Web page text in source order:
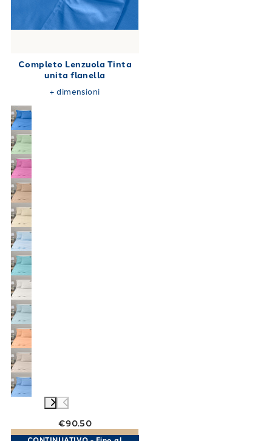
Completo Lenzuola Tinta
unita flanella
€90.50
+dimensioni
Link to "Completo Lenzuola Matrimoniale